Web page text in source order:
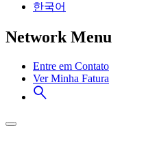
한국어
Network Menu
Entre em Contato
Ver Minha Fatura